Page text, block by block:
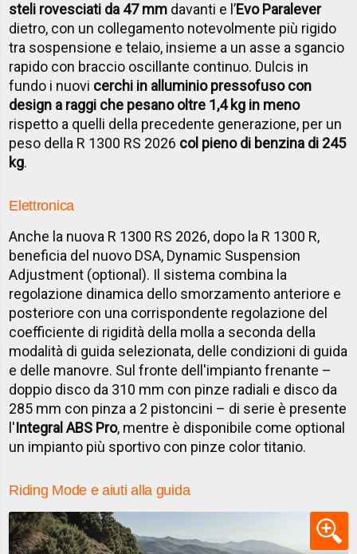
steli rovesciati da 47 mm davanti e l’Evo Paralever
dietro, con un collegamento notevolmente più rigido
tra sospensione e telaio, insieme a un asse a sgancio
rapido con braccio oscillante continuo. Dulcis in
fundo i nuovi cerchi in alluminio pressofuso con
design a raggi che pesano oltre 1,4 kg in meno
rispetto a quelli della precedente generazione, per un
peso della R 1300 RS 2026 col pieno di benzina di 245
kg.
Elettronica
Anche la nuova R 1300 RS 2026, dopo la R 1300 R,
beneficia del nuovo DSA, Dynamic Suspension
Adjustment (optional). Il sistema combina la
regolazione dinamica dello smorzamento anteriore e
posteriore con una corrispondente regolazione del
coefficiente di rigidità della molla a seconda della
modalità di guida selezionata, delle condizioni di guida
e delle manovre. Sul fronte dell'impianto frenante –
doppio disco da 310 mm con pinze radiali e disco da
285 mm con pinza a 2 pistoncini – di serie è presente
l'Integral ABS Pro, mentre è disponibile come optional
un impianto più sportivo con pinze color titanio.
Riding Mode e aiuti alla guida